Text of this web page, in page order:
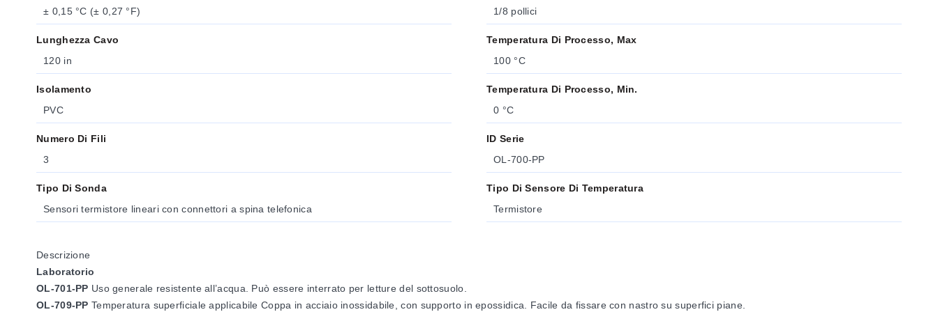
± 0,15 °C (± 0,27 °F)
Lunghezza Cavo
120 in
Isolamento
PVC
Numero Di Fili
3
Tipo Di Sonda
Sensori termistore lineari con connettori a spina telefonica
1/8 pollici
Temperatura Di Processo, Max
100 °C
Temperatura Di Processo, Min.
0 °C
ID Serie
OL-700-PP
Tipo Di Sensore Di Temperatura
Termistore
Descrizione
Laboratorio
OL-701-PP Uso generale resistente all’acqua. Può essere interrato per letture del sottosuolo.
OL-709-PP Temperatura superficiale applicabile Coppa in acciaio inossidabile, con supporto in epossidica. Facile da fissare con nastro su superfici piane.